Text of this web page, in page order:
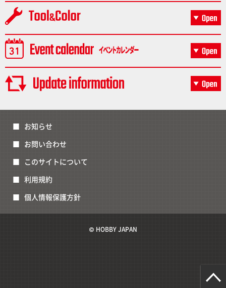
お知らせ
お問い合わせ
このサイトについて
利用規約
個人情報保護方針
© HOBBY JAPAN